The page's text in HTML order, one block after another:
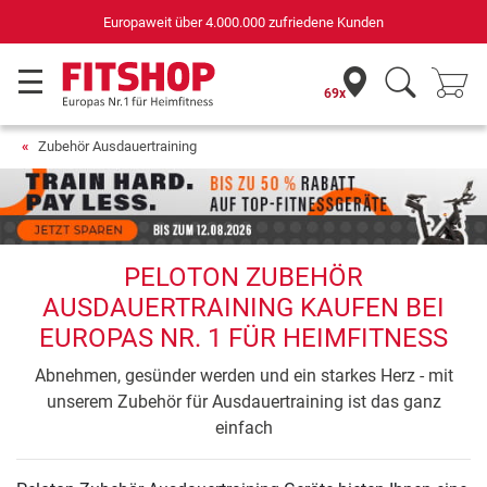
Europaweit über 4.000.000 zufriedene Kunden
69x
Zubehör Ausdauertraining
PELOTON ZUBEHÖR
AUSDAUERTRAINING KAUFEN BEI
EUROPAS NR. 1 FÜR HEIMFITNESS
Abnehmen, gesünder werden und ein starkes Herz - mit
unserem Zubehör für Ausdauertraining ist das ganz
einfach